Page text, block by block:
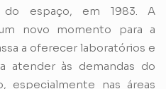
do espaço, em 1983. A
um novo momento para a
a oferecer laboratórios e
atender às demandas do
especialmente nas áreas